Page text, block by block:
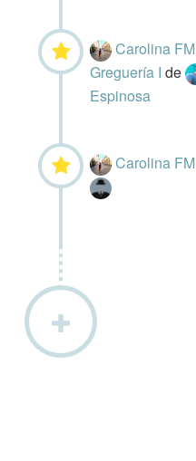
Carolina FM
Greguería Ide
Espinosa
Carolina FM